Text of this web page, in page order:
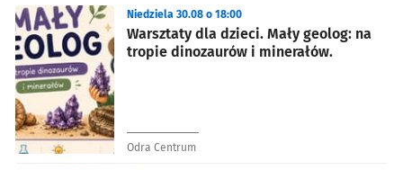
Warsztaty dla dzieci. Mały geolog: na
tropie dinozaurów i minerałów.
Niedziela 30.08 o 18:00
Odra Centrum